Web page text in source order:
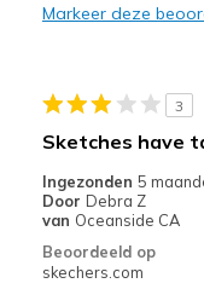
Minpunten
Beste toepassingen
Going Out
Markeer deze
3
Sketches have
Ingezonden 5
Door Debra Z
van Oceanside CA
Beoordeeld op
skechers.com